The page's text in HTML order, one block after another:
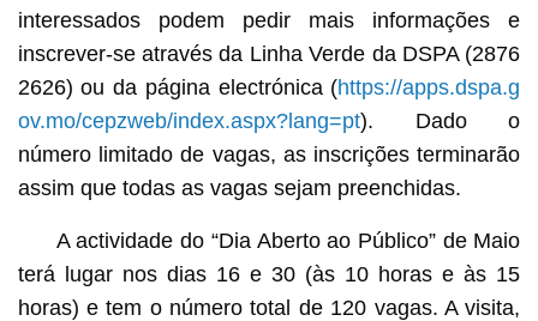
interessados podem pedir mais informações e
inscrever-se através da Linha Verde da DSPA (2876
2626) ou da página electrónica (https://apps.dspa.g
ov.mo/cepzweb/index.aspx?lang=pt). Dado o
número limitado de vagas, as inscrições terminarão
assim que todas as vagas sejam preenchidas.
A actividade do “Dia Aberto ao Público” de Maio
terá lugar nos dias 16 e 30 (às 10 horas e às 15
horas) e tem o número total de 120 vagas. A visita,